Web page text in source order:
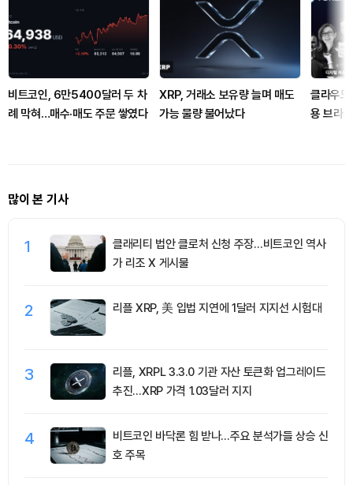
비트코인, 6만5400달러 두 차
례 막혀…매수·매도 주문 쌓였다
XRP, 거래소 보유량 늘며 매도
가능 물량 불어났다
클라우
용 브라
많이 본 기사
1
클래리티 법안 클로처 신청 주장…비트코인 역사
가 리조 X 게시물
2 리플 XRP, 美 입법 지연에 1달러 지지선 시험대
3
리플, XRPL 3.3.0 기관 자산 토큰화 업그레이드
추진…XRP 가격 1.03달러 지지
4
비트코인 바닥론 힘 받나…주요 분석가들 상승 신
호 주목